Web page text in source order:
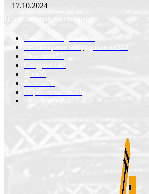
17.10.2024
Популярные категории
Ремонт и отделка
Инженерное оборудование
240
Монтаж
153
Сайдинг
148
Дом 79
Разное 76
Строительство
Проектирование